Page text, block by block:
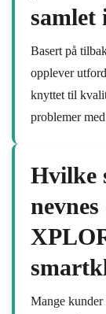
samlet
Basert på
opplever
knyttet til
problemer
Hvilke
Mange kunder